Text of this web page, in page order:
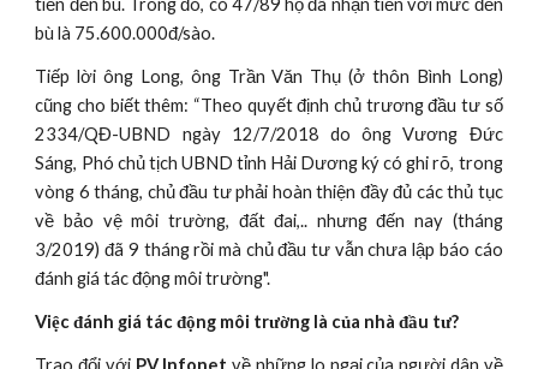
tiền đền bù. Trong đó, có 47/89 hộ đã nhận tiền với mức đền
bù là 75.600.000đ/sào.
Tiếp lời ông Long, ông Trần Văn Thụ (ở thôn Bình Long)
cũng cho biết thêm: “Theo quyết định chủ trương đầu tư số
2334/QĐ-UBND ngày 12/7/2018 do ông Vương Đức
Sáng, Phó chủ tịch UBND tỉnh Hải Dương ký có ghi rõ, trong
vòng 6 tháng, chủ đầu tư phải hoàn thiện đầy đủ các thủ tục
về bảo vệ môi trường, đất đai,.. nhưng đến nay (tháng
3/2019) đã 9 tháng rồi mà chủ đầu tư vẫn chưa lập báo cáo
đánh giá tác động môi trường".
Việc đánh giá tác động môi trường là của nhà đầu tư?
Trao đổi với PV Infonet về những lo ngại của người dân về